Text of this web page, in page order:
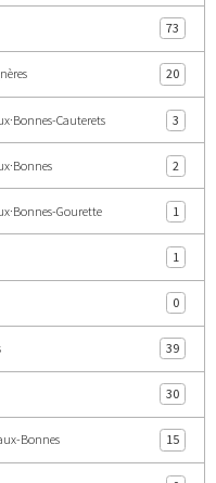
73
20
Cauterets 3
2
Gourette 1
1
0
39
30
Bonnes 15